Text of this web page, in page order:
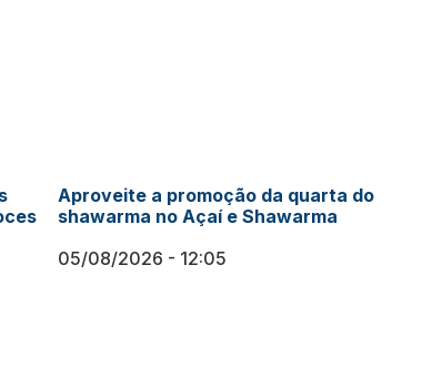
Aproveite a promoção da quarta do
shawarma no Açaí e Shawarma
05/08/2026
12:05